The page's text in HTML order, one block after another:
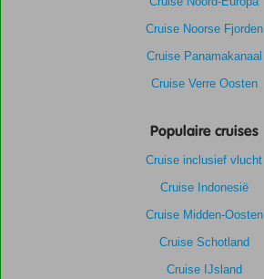
Cruise Noorse Fjorden
Cruise Panamakanaal
Cruise Verre Oosten
Populaire cruises
Cruise inclusief vlucht
Cruise Indonesië
Cruise Midden-Oosten
Cruise Schotland
Cruise IJsland